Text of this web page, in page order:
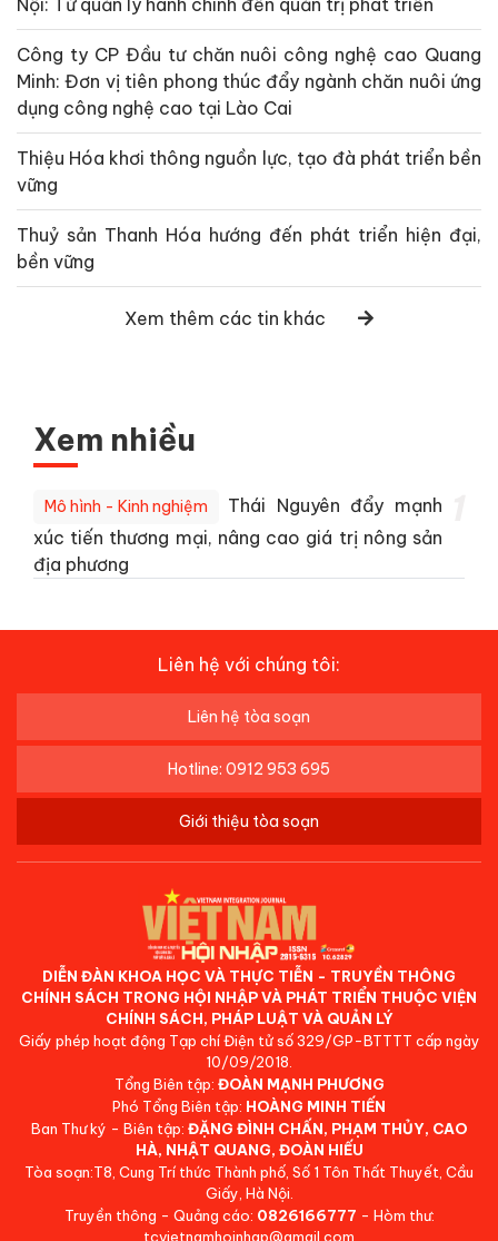
Công ty CP Đầu tư chăn nuôi công nghệ cao Quang
Minh: Đơn vị tiên phong thúc đẩy ngành chăn nuôi ứng
dụng công nghệ cao tại Lào Cai
Thiệu Hóa khơi thông nguồn lực, tạo đà phát triển bền
vững
Thuỷ sản Thanh Hóa hướng đến phát triển hiện đại,
bền vững
Xem thêm các tin khác
Xem nhiều
Mô hình - Kinh nghiệm
Thái Nguyên đẩy mạnh
xúc tiến thương mại, nâng cao giá trị nông sản
địa phương
Liên hệ với chúng tôi:
Liên hệ tòa soạn
Hotline: 0912 953 695
Giới thiệu tòa soạn
DIỄN ĐÀN KHOA HỌC VÀ THỰC TIỄN - TRUYỀN THÔNG
CHÍNH SÁCH TRONG HỘI NHẬP VÀ PHÁT TRIỂN THUỘC VIỆN
CHÍNH SÁCH, PHÁP LUẬT VÀ QUẢN LÝ
Giấy phép hoạt động Tạp chí Điện tử số 329/GP-BTTTT cấp ngày
10/09/2018.
Tổng Biên tập: ĐOÀN MẠNH PHƯƠNG
Phó Tổng Biên tập: HOÀNG MINH TIẾN
Ban Thư ký - Biên tập: ĐẶNG ĐÌNH CHẤN, PHẠM THỦY, CAO
HÀ, NHẬT QUANG, ĐOÀN HIẾU
Tòa soạn:T8, Cung Trí thức Thành phố, Số 1 Tôn Thất Thuyết, Cầu
Giấy, Hà Nội.
Truyền thông - Quảng cáo: 0826166777 - Hòm thư:
tcvietnamhoinhap@gmail.com